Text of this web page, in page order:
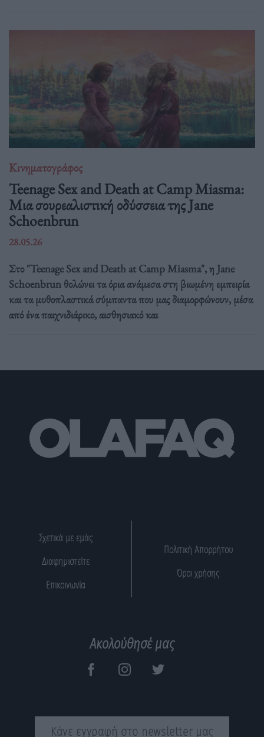
Κινηματογράφος
Teenage Sex and Death at Camp Miasma:
Μια σουρεαλιστική οδύσσεια της Jane
Schoenbrun
28.05.26
Στο "Teenage Sex and Death at Camp Miasma", η Jane
Schoenbrun θολώνει τα όρια ανάμεσα στη βιωμένη εμπειρία
και τα μυθοπλαστικά σύμπαντα που μας διαμορφώνουν, μέσα
από ένα παιχνιδιάρικο, αισθησιακό και
Σχετικά με εμάς
Διαφημιστείτε
Επικοινωνία
Πολιτική Απορρήτου
Όροι χρήσης
Ακολούθησέ μας
Κάνε εγγραφή στο newsletter μας